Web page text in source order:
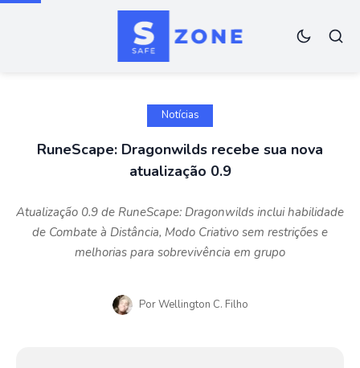
Notícias
RuneScape: Dragonwilds recebe sua nova
atualização 0.9
Atualização 0.9 de RuneScape: Dragonwilds inclui habilidade
de Combate à Distância, Modo Criativo sem restrições e
melhorias para sobrevivência em grupo
PorWellington C. Filho